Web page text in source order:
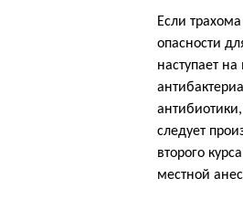
Если
опасности
наступает
следует
второго
местной